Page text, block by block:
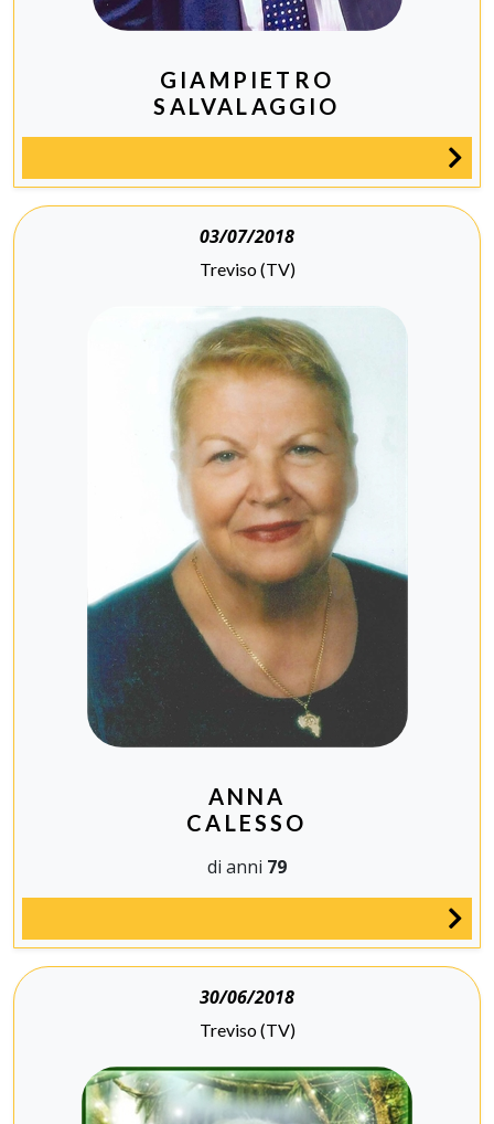
GIAMPIETRO
SALVALAGGIO
03/07/2018
Treviso (TV)
ANNA
CALESSO
di anni 79
30/06/2018
Treviso (TV)